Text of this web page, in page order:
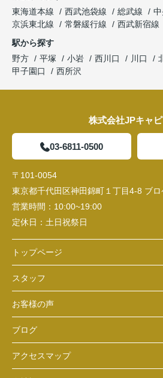
東海道本線
西武池袋線 総武線
京浜東北線
常磐緩行線 西武新宿線
駅から探す
野方
平塚 小岩 西川口 川口
甲子園口
西所沢
株式会社JPキャ
03-6811-0500
〒101-0054
東京都千代田区神田錦町１丁目4-8 ブ
営業時間： 10:00~19:00
定休日： 土日祝祭日
トップページ
スタッフ
お客様の声
ブログ
アクセスマップ